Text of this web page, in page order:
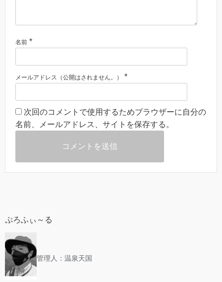
名前 *
メールアドレス（公開はされません。） *
次回のコメントで使用するためブラウザーに自分の
名前、メールアドレス、サイトを保存する。
ぷろふぃ～る
管理人：温泉天国